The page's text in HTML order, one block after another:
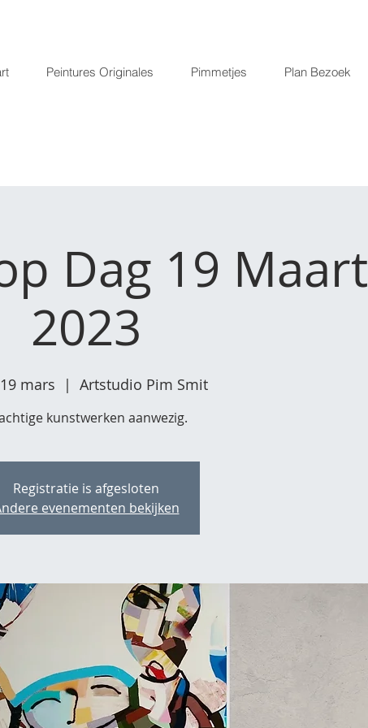
Peintures Originales Pimmetjes Plan Bezoek
Dag 19 Maart
2023
mars
  |
Artstudio Pim Smit
kunstwerken aanwezig.
Registratie is afgesloten
evenementen bekijken